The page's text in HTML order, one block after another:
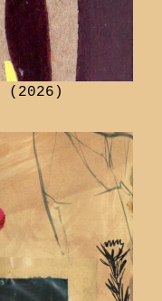
(2026)